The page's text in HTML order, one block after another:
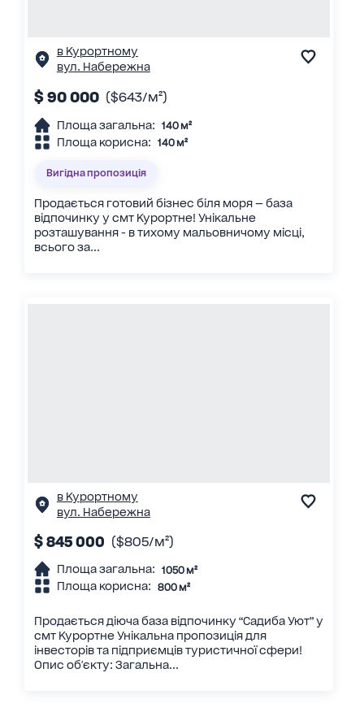
в Курортному
вул. Набережна
$ 90 000 ($643/м²)
Площа загальна: 140 м²
Площа корисна: 140 м²
Вигідна пропозиція
Продається готовий бізнес біля моря — база
відпочинку у смт Курортне! Унікальне
розташування - в тихому мальовничому місці,
всього за...
в Курортному
вул. Набережна
$ 845 000 ($805/м²)
Площа загальна: 1050 м²
Площа корисна: 800 м²
Продається діюча база відпочинку “Садиба Уют” у
смт Курортне Унікальна пропозиція для
інвесторів та підприємців туристичної сфери!
Опис об'єкту: Загальна...